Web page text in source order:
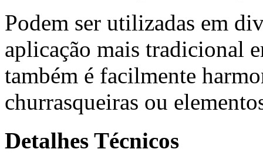
Podem ser utilizadas em
aplicação mais tradicional
também é facilmente
churrasqueiras ou
Detalhes Técnicos